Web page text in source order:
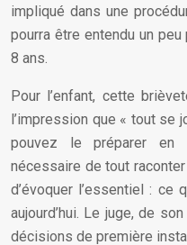
impliqué dans une
pourra être entendu un peu
8 ans.
Pour l’enfant, cette
l’impression que « tout se
pouvez le préparer en
nécessaire de tout
d’évoquer l’essentiel :
aujourd’hui. Le juge, de
décisions de première